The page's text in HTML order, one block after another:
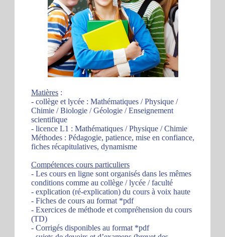
Matières :
- collège et lycée : Mathématiques / Physique /
Chimie / Biologie / Géologie / Enseignement
scientifique
- licence L1 : Mathématiques / Physique / Chimie
Méthodes : Pédagogie, patience, mise en confiance,
fiches récapitulatives, dynamisme
Compétences cours particuliers
- Les cours en ligne sont organisés dans les mêmes
conditions comme au collège / lycée / faculté
- explication (ré-explication) du cours à voix haute
- Fiches de cours au format *pdf
- Exercices de méthode et compréhension du cours
(TD)
- Corrigés disponibles au format *pdf